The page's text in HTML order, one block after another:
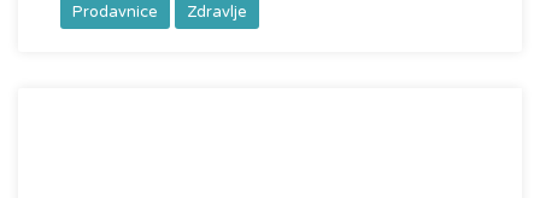
Prodavnice Zdravlje